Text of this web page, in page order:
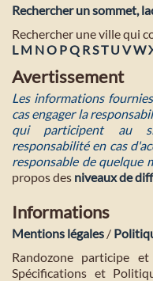
Rechercher un sommet,
Rechercher une ville qui
L M NO PQ RST U VW
Avertissement
Les informations
cas engager la
qui participent au
responsabilité en cas
responsable de quelque
propos des niveaux de
Informations
Mentions légales /
Randozone participe
Spécifications et